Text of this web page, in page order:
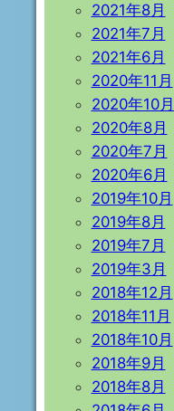
2021年8月
2021年7月
2021年6月
2020年11月
2020年10月
2020年8月
2020年7月
2020年6月
2019年10月
2019年8月
2019年7月
2019年3月
2018年12月
2018年11月
2018年10月
2018年9月
2018年8月